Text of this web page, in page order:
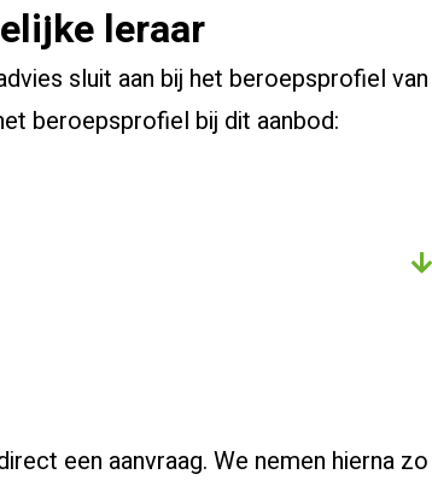
leraar
sluit aan bij het beroepsprofiel van
beroepsprofiel bij dit aanbod:
een aanvraag. We nemen hierna zo